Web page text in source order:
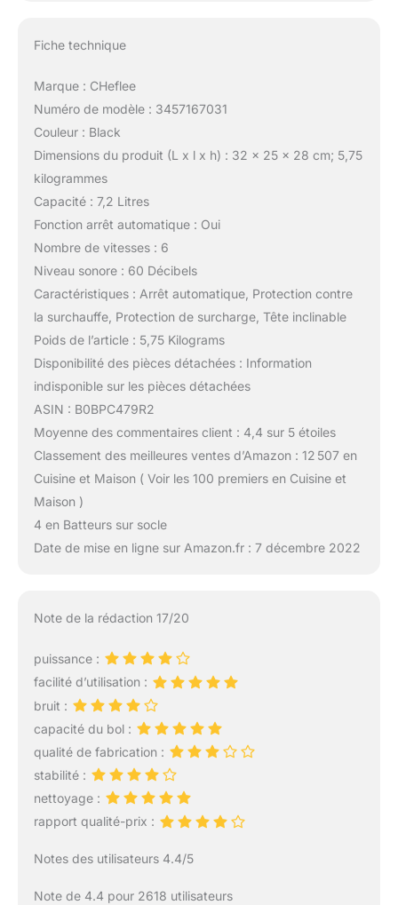
Fiche technique
Marque : CHeflee
Numéro de modèle : 3457167031
Couleur : Black
Dimensions du produit (L x l x h) : 32 x 25 x 28 cm; 5,75
kilogrammes
Capacité : 7,2 Litres
Fonction arrêt automatique : Oui
Nombre de vitesses : 6
Niveau sonore : 60 Décibels
Caractéristiques : Arrêt automatique, Protection contre
la surchauffe, Protection de surcharge, Tête inclinable
Poids de l’article : 5,75 Kilograms
Disponibilité des pièces détachées : Information
indisponible sur les pièces détachées
ASIN : B0BPC479R2
Moyenne des commentaires client : 4,4 sur 5 étoiles
Classement des meilleures ventes d’Amazon : 12 507 en
Cuisine et Maison ( Voir les 100 premiers en Cuisine et
Maison )
4 en Batteurs sur socle
Date de mise en ligne sur Amazon.fr : 7 décembre 2022
Note de la rédaction 17/20
puissance :
facilité d’utilisation :
bruit :
capacité du bol :
qualité de fabrication :
stabilité :
nettoyage :
rapport qualité-prix :
Notes des utilisateurs 4.4/5
Note de 4.4 pour 2618 utilisateurs